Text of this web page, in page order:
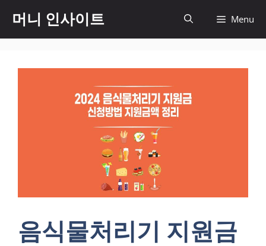
츠
머니 인사이트 Menu
음식물처리기 지원금